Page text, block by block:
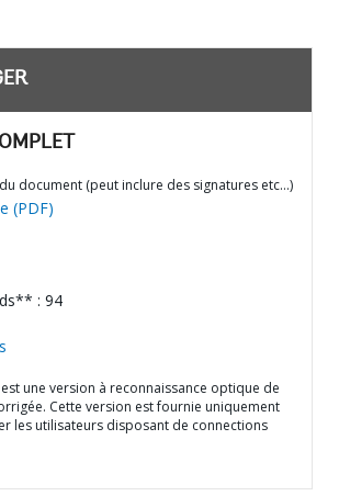
document (peut inclure des signatures etc…)
(PDF)
: 94
une version à reconnaissance optique de
Cette version est fournie uniquement
les utilisateurs disposant de connections